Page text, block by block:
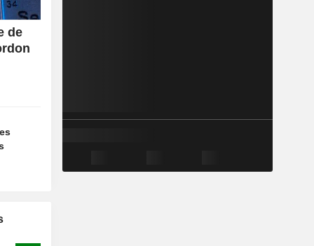
de